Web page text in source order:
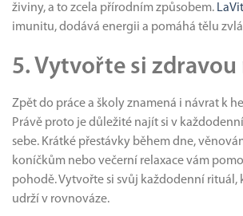
živiny, a to zcela přírodním způsobem.
imunitu, dodává energii a pomáhá tělu
5. Vytvořte si
Zpět do práce a školy znamená i návrat k
Právě proto je důležité najít si v
sebe. Krátké přestávky během dne,
koníčkům nebo večerní relaxace vám
pohodě. Vytvořte si svůj každodenní rituál,
udrží v rovnováze.